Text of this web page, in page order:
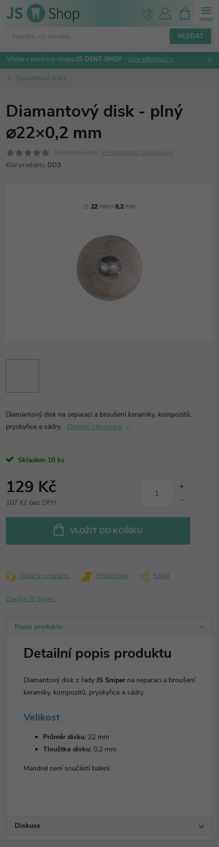
Přejít
na
HLEDAT
NÁKUPNÍ
KOŠÍK
Vítejte v novém e-shopu JS DENT SHOP - Více informací >
Diamantové disky
Diamantový disk - plný
⌀22×0,2 mm
Neohodnoceno Podrobnosti hodnocení
Kód produktu: DD3
Diamantový disk na separaci a broušení keramiky, kompozitů,
pryskyřice a sádry.
Detailní informace
Skladem 18 ks
129 Kč
107 Kč bez DPH
VLOŽIT DO KOŠÍKU
Dotaz k produktu Hlídací pes Sdílet
Značka: JS Sniper
Popis produktu
Detailní popis produktu
Diamantový disk z řady JS Sniperna separaci a broušení
keramiky, kompozitů, pryskyřice a sádry.
Velikost
Průměr disku: 22 mm
Tlouštka disku: 0,2 mm
Mandrel není součástí balení.
Diskuse